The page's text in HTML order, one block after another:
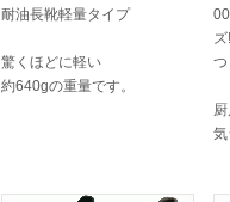
耐油長靴軽量タイプ
驚くほどに軽い
約640gの重量です。
ズ!
つ
気